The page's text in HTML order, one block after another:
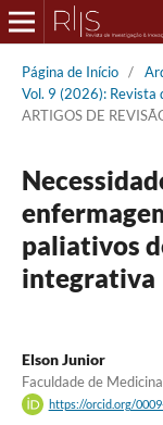
Página de Início /
Vol. 9 (2026): Revista
ARTIGOS DE
paliativos
integrativa
Elson Junior
Faculdade de
https://orcid.org/